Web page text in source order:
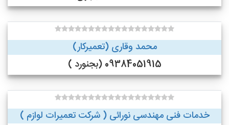
محمد وقاری (تعمیرکار)
09384051915 (بجنورد )
خدمات فنی مهندسی نورائی ( شرکت تعمیرات لوازم )